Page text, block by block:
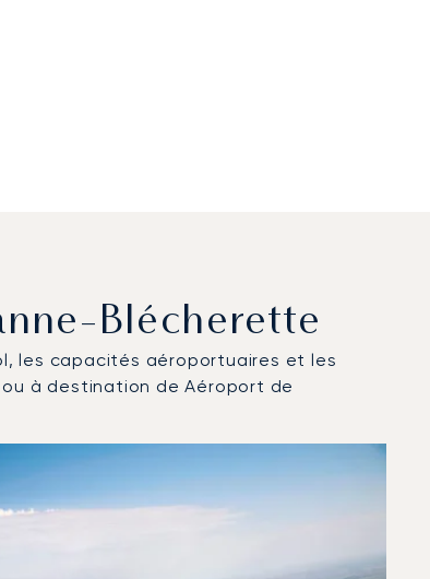
Blécherette
les capacités aéroportuaires et les
à destination de Aéroport de